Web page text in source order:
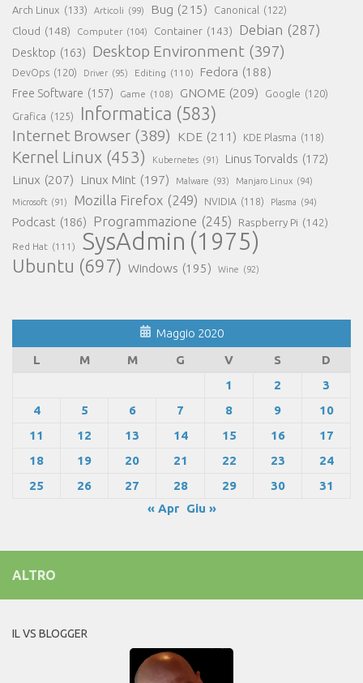
Arch Linux (133) Articoli (99) Bug (215) Canonical (122)
Cloud (148) Computer (104) Container (143) Debian (287)
Desktop (163) Desktop Environment (397)
DevOps (120) Driver (95) Editing (110) Fedora (188)
Free Software (157) Game (108) GNOME (209) Google (120)
Grafica (125) Informatica (583)
Internet Browser (389) KDE (211) KDE Plasma (118)
Kernel Linux (453) Kubernetes (91) Linus Torvalds (172)
Linux (207) Linux Mint (197) Malware (93) Manjaro Linux (94)
Microsoft (91) Mozilla Firefox (249) NVIDIA (118) Plasma (94)
Podcast (186) Programmazione (245) Raspberry Pi (142)
Red Hat (111) SysAdmin (1975)
Ubuntu (697) Windows (195) Wine (92)
Maggio 2020
L
M M G V S
D
1
2
3
4
5 6 7 8 9
10
11
12 13 14 15 16
17
18
19 20 21 22 23
24
25
26 27 28 29 30
31
« Apr
Giu »
ALTRO
IL VS BLOGGER